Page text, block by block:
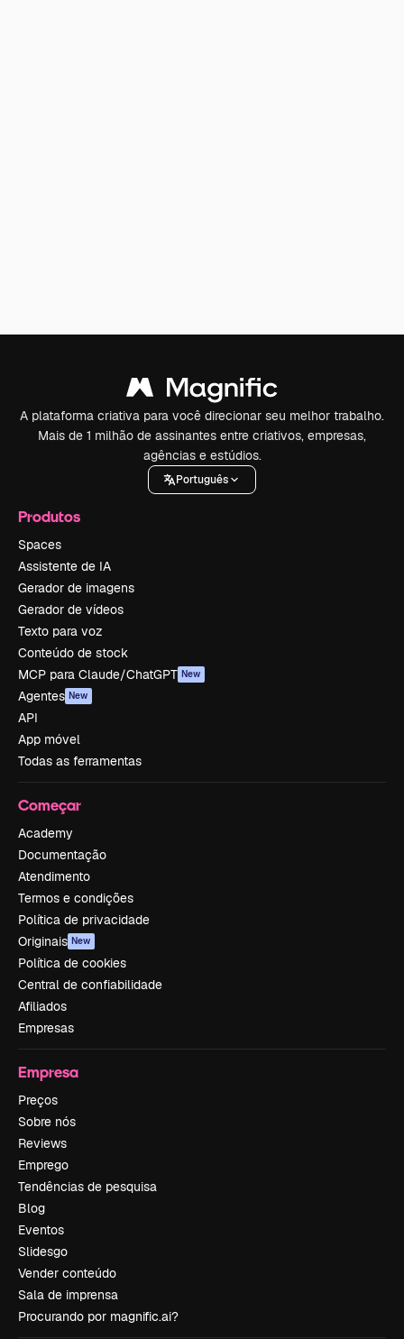
A plataforma criativa para você direcionar seu melhor trabalho.
Mais de 1 milhão de assinantes entre criativos, empresas,
agências e estúdios.
Português
Produtos
Spaces
Assistente de IA
Gerador de imagens
Gerador de vídeos
Texto para voz
Conteúdo de stock
MCP para Claude/ChatGPT New
Agentes New
API
App móvel
Todas as ferramentas
Começar
Academy
Documentação
Atendimento
Termos e condições
Política de privacidade
Originais New
Política de cookies
Central de confiabilidade
Afiliados
Empresas
Empresa
Preços
Sobre nós
Reviews
Emprego
Tendências de pesquisa
Blog
Eventos
Slidesgo
Vender conteúdo
Sala de imprensa
Procurando por magnific.ai?